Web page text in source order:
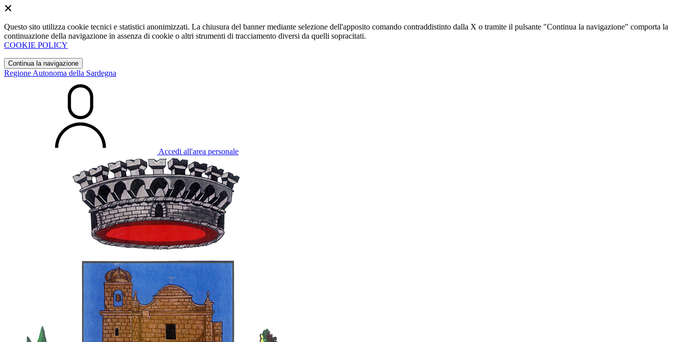
Questo sito utilizza cookie tecnici e statistici anonimizzati. La chiusura del banner mediante selezione dell'apposito comando contraddistinto dalla X o tramite il pulsante "Continua la navigazione" comporta la
continuazione della navigazione in assenza di cookie o altri strumenti di tracciamento diversi da quelli sopracitati.
COOKIE POLICY
Continua la navigazione
Regione Autonoma della Sardegna
Accedi all'area personale